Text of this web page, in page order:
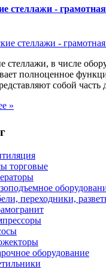
стеллажи -
стеллажи, в числе
полноценное
собой часть
»
торговые
переходники,
оборудование